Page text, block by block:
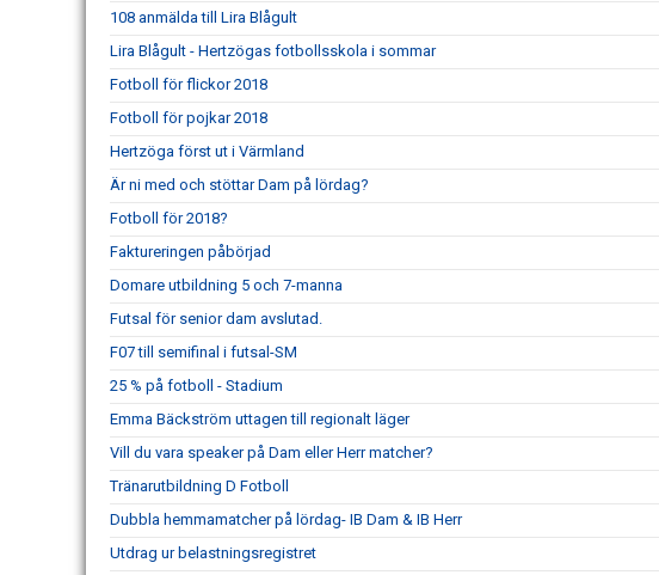
108 anmälda till Lira Blågult
Lira Blågult - Hertzögas fotbollsskola i sommar
Fotboll för flickor 2018
Fotboll för pojkar 2018
Hertzöga först ut i Värmland
Är ni med och stöttar Dam på lördag?
Fotboll för 2018?
Faktureringen påbörjad
Domare utbildning 5 och 7-manna
Futsal för senior dam avslutad.
F07 till semifinal i futsal-SM
25 % på fotboll - Stadium
Emma Bäckström uttagen till regionalt läger
Vill du vara speaker på Dam eller Herr matcher?
Tränarutbildning D Fotboll
Dubbla hemmamatcher på lördag- IB Dam & IB Herr
Utdrag ur belastningsregistret